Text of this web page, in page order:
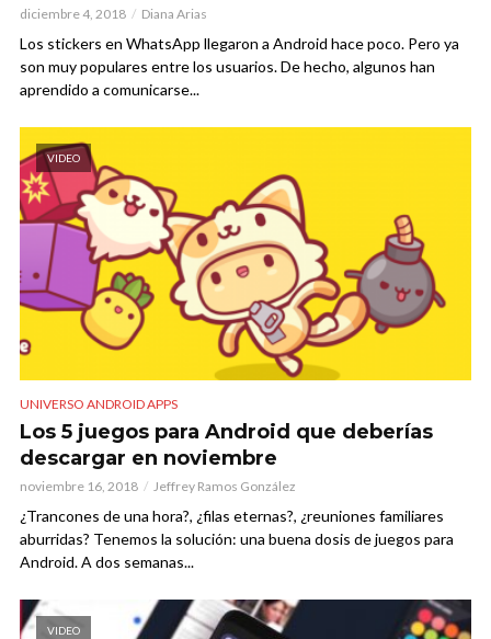
diciembre 4, 2018 Diana Arias
Los stickers en WhatsApp llegaron a Android hace poco. Pero ya
son muy populares entre los usuarios. De hecho, algunos han
aprendido a comunicarse...
VIDEO
UNIVERSO ANDROID APPS
Los 5 juegos para Android que deberías
descargar en noviembre
noviembre 16, 2018 Jeffrey Ramos González
¿Trancones de una hora?, ¿filas eternas?, ¿reuniones familiares
aburridas? Tenemos la solución: una buena dosis de juegos para
Android. A dos semanas...
VIDEO